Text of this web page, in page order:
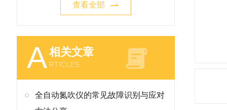
查看全部
A相关文章
RTICLES
全自动氮吹仪的常见故障识别与应对